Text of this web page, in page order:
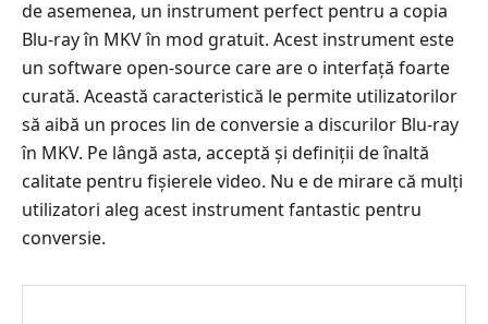
de asemenea, un instrument perfect pentru a copia
Blu-ray în MKV în mod gratuit. Acest instrument este
un software open-source care are o interfață foarte
curată. Această caracteristică le permite utilizatorilor
să aibă un proces lin de conversie a discurilor Blu-ray
în MKV. Pe lângă asta, acceptă și definiții de înaltă
calitate pentru fișierele video. Nu e de mirare că mulți
utilizatori aleg acest instrument fantastic pentru
conversie.